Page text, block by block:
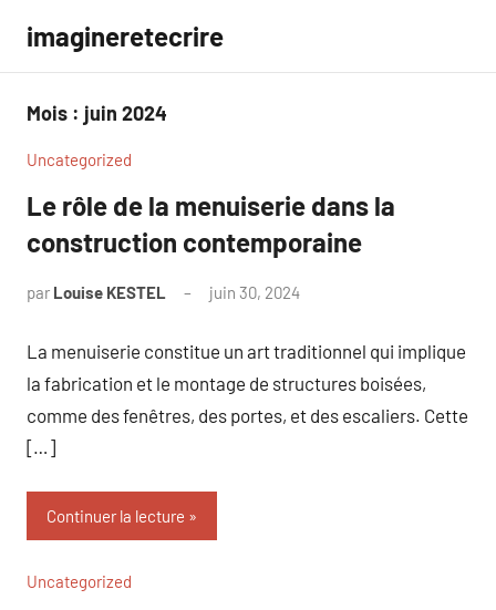
contenu
imagineretecrire
Mois : juin 2024
Uncategorized
Le rôle de la menuiserie dans la
construction contemporaine
par Louise KESTEL juin 30, 2024
La menuiserie constitue un art traditionnel qui implique
la fabrication et le montage de structures boisées,
comme des fenêtres, des portes, et des escaliers. Cette
[…]
Continuer la lecture
Uncategorized